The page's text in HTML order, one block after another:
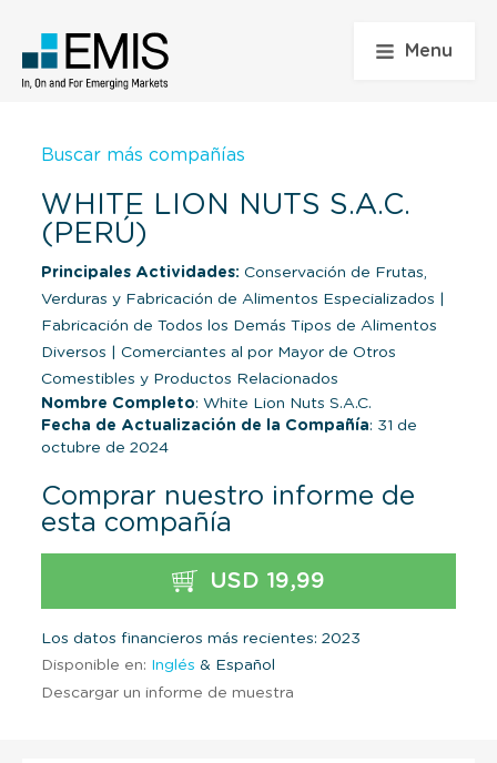
Menu
Buscar más compañías
WHITE LION NUTS S.A.C.
(PERÚ)
Principales Actividades: Conservación de Frutas,
Verduras y Fabricación de Alimentos Especializados
Fabricación de Todos los Demás Tipos de Alimentos
Diversos
Comerciantes al por Mayor de Otros
Comestibles y Productos Relacionados
Nombre Completo: White Lion Nuts S.A.C.
Fecha de Actualización de la Compañía: 31 de
octubre de 2024
Comprar nuestro informe de
esta compañía
USD 19,99
Los datos financieros más recientes: 2023
Disponible en: Inglés & Español
Descargar un informe de muestra